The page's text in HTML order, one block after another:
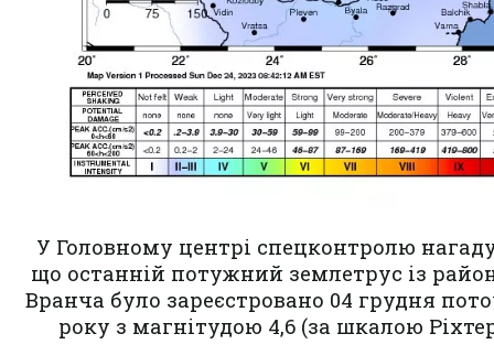
У Головному центрі спецконтролю
що останній потужний землетрус із
Вранча було зареєстровано 04 грудня
року з магнітудою 4,6 (за шкалою